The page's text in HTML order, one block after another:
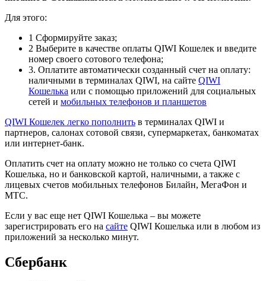
Для этого:
1 Сформируйте заказ;
2 Выберите в качестве оплаты QIWI Кошелек и введите
номер своего сотового телефона;
3. Оплатите автоматически созданный счет на оплату:
наличными в терминалах QIWI, на сайте QIWI
Кошелька или с помощью приложений для социальных
сетей и мобильных телефонов и планшетов
QIWI Кошелек легко пополнить в терминалах QIWI и
партнеров, салонах сотовой связи, супермаркетах, банкоматах
или интернет-банк.
Оплатить счет на оплату можно не только со счета QIWI
Кошелька, но и банковской картой, наличными, а также с
лицевых счетов мобильных телефонов Билайн, МегаФон и
МТС.
Если у вас еще нет QIWI Кошелька – вы можете
зарегистрировать его на сайте QIWI Кошелька или в любом из
приложений за несколько минут.
Сбербанк